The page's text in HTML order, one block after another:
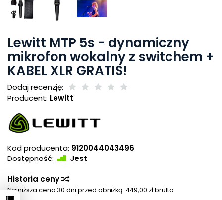
Lewitt MTP 5s - dynamiczny
mikrofon wokalny z switchem +
KABEL XLR GRATIS!
Dodaj recenzję:
Producent: Lewitt
Kod producenta: 9120044043496
Dostępność:
Jest
Historia ceny
Najniższa cena 30 dni przed obniżką: 449,00 zł brutto